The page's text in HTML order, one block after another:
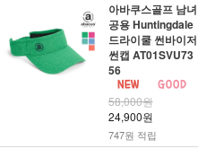
아바쿠스골프 남녀
공용 Huntingdale
드라이쿨 썬바이저
썬캡 AT01SVU73
56
58,000원
24,900원
747원 적립